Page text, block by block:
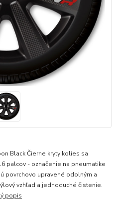
Black Čierne kryty kolies sa
palcov - označenie na pneumatike
povrchovo upravené odolným a
vzhľad a jednoduché čistenie.
popis